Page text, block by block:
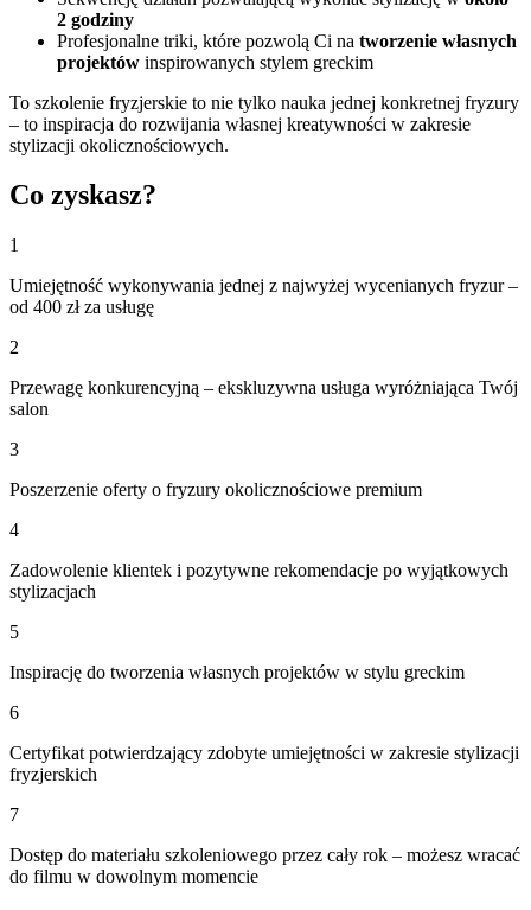
2 godziny
Profesjonalne triki, które pozwolą Ci na tworzenie własnych
projektów inspirowanych stylem greckim
To szkolenie fryzjerskie to nie tylko nauka jednej konkretnej fryzury
– to inspiracja do rozwijania własnej kreatywności w zakresie
stylizacji okolicznościowych.
Co zyskasz?
1
Umiejętność wykonywania jednej z najwyżej wycenianych fryzur –
od 400 zł za usługę
2
Przewagę konkurencyjną – ekskluzywna usługa wyróżniająca Twój
salon
3
Poszerzenie oferty o fryzury okolicznościowe premium
4
Zadowolenie klientek i pozytywne rekomendacje po wyjątkowych
stylizacjach
5
Inspirację do tworzenia własnych projektów w stylu greckim
6
Certyfikat potwierdzający zdobyte umiejętności w zakresie stylizacji
fryzjerskich
7
Dostęp do materiału szkoleniowego przez cały rok – możesz wracać
do filmu w dowolnym momencie